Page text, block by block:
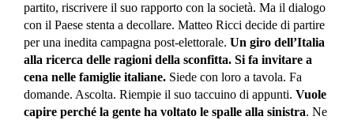
partito, riscrivere il suo rapporto con la società. Ma il dialogo
con il Paese stenta a decollare. Matteo Ricci decide di partire
per una inedita campagna post-elettorale. Un giro dell’Italia
alla ricerca delle ragioni della sconfitta. Si fa invitare a
cena nelle famiglie italiane. Siede con loro a tavola. Fa
domande. Ascolta. Riempie il suo taccuino di appunti. Vuole
capire perché la gente ha voltato le spalle alla sinistra. Ne